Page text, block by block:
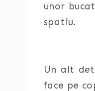
unor
spatiu.
Un alt
face pe